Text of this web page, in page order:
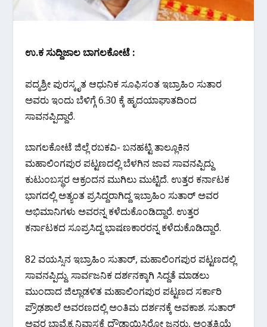
ಉ.ಕ ಸುದ್ದಿಜಾಲ ಬಾಗಲಕೋಟೆ :
ಪದ್ಮಶ್ರೀ ಪುರಸ್ಕೃತ ಆಧುನಿಕ ಸೂಫಿಸಂತ ಇಬ್ರಾಹಿಂ ಸುತಾರ
ಅವರು ಇಂದು ಬೆಳಿಗ್ಗೆ 6.30 ಕ್ಕೆ ಹೃದಯಾಘಾತದಿಂದ
ಸಾವನಪ್ಪಿದ್ದಾರೆ.
ಬಾಗಲಕೋಟೆ ಜಿಲ್ಲೆ ರಬಕವಿ- ಬನಹಟ್ಟಿ ತಾಲ್ಲೂಕಿನ
ಮಹಾಲಿಂಗಪುರ ಪಟ್ಟಣದಲ್ಲಿ ಬೆಳಗಿನ ಜಾವ ಸಾವನಪ್ಪಿದ್ದು
ಕುಟುಂಬಸ್ಥರ ಆಕ್ರಂದನ ಮುಗಿಲು ಮುಟ್ಟಿದೆ. ಉತ್ತರ ಕರ್ನಾಟಕ
ಭಾಗದಲ್ಲಿ ಅತ್ಯಂತ ಪ್ರಸಿದ್ದರಾಗಿದ್ದ ಇಬ್ರಾಹಿಂ ಸುತಾರ್ ಅವರ
ಅಭಿಮಾನಿಗಳು ಅವರನ್ನ ಕಳೆದುಕೊಂಡಿದ್ದಾರೆ. ಉತ್ತರ
ಕರ್ನಾಟಕದ ಸೂಪ್ರಸಿದ್ದ ಭಾಷಣಕಾರರನ್ನ ಕಳೆದುಕೊಡಿದ್ದಾರೆ.
82 ವಯಸ್ಸಿನ ಇಬ್ರಾಹಿಂ ಸುತಾರ್, ಮಹಾಲಿಂಗಪುರ ಪಟ್ಟಣದಲ್ಲಿ
ಸಾವನಪ್ಪಿದ್ದು. ಸಾರ್ವಜನಿಕ ದರ್ಶನಕ್ಕಾಗಿ ಸಿದ್ದತೆ ಮಾಡಲು
ಮುಂದಾದ ಜಿಲ್ಲಾಡಳಿತ ಮಹಾಲಿಂಗಪುರ ಪಟ್ಟಣದ ಸರ್ಕಾರಿ
ಪ್ರೌಢಶಾಲೆ ಅವರಣದಲ್ಲಿ ಅಂತಿಮ ದರ್ಶನಕ್ಕೆ ಅವಕಾಶ. ಸುತಾರ್
ಅವರ ಭಾವೈಕ್ಯ ನಿವಾಸಕ್ಕೆ ದೌಡಾಯಿಸ್ತಿರೋ ಜನರು, ಅಂತ್ಯಕ್ರಿಯೆ